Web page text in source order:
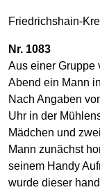
Friedrichshain-
Nr. 1083
Aus einer Gruppe
Abend ein Mann
Nach Angaben
Uhr in der
Mädchen und
Mann zunächst
seinem Handy
wurde dieser